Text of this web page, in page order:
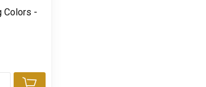
Colors -